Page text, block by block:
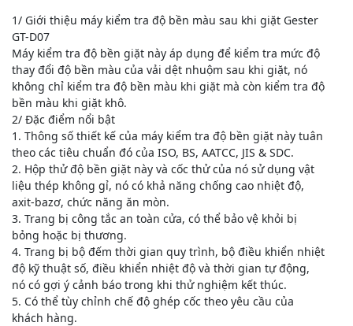
1/ Giới thiệu máy kiểm tra độ bền màu sau khi giặt Gester
GT-D07
Máy kiểm tra độ bền giặt này áp dụng để kiểm tra mức độ
thay đổi độ bền màu của vải dệt nhuộm sau khi giặt, nó
không chỉ kiểm tra độ bền màu khi giặt mà còn kiểm tra độ
bền màu khi giặt khô.
2/ Đặc điểm nổi bật
1. Thông số thiết kế của máy kiểm tra độ bền giặt này tuân
theo các tiêu chuẩn đó của ISO, BS, AATCC, JIS & SDC.
2. Hộp thử độ bền giặt này và cốc thử của nó sử dụng vật
liệu thép không gỉ, nó có khả năng chống cao nhiệt độ,
axit-bazơ, chức năng ăn mòn.
3. Trang bị công tắc an toàn cửa, có thể bảo vệ khỏi bị
bỏng hoặc bị thương.
4. Trang bị bộ đếm thời gian quy trình, bộ điều khiển nhiệt
độ kỹ thuật số, điều khiển nhiệt độ và thời gian tự động,
nó có gợi ý cảnh báo trong khi thử nghiệm kết thúc.
5. Có thể tùy chỉnh chế độ ghép cốc theo yêu cầu của
khách hàng.